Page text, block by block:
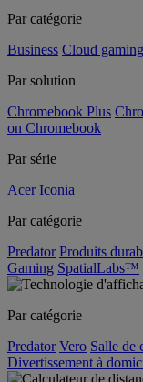
Par catégorie
Business Cloud gaming
Par solution
Chromebook Plus
on Chromebook
Par série
Acer Iconia
Par catégorie
Predator Produits
Gaming SpatialLabs™
Par catégorie
Predator Vero Salle de
Divertissement à